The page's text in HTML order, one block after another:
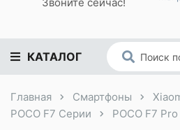
КАТАЛОГ
Главная Смартфоны
POCO F7 Серии
POCO F7 Pro